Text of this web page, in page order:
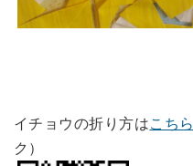
イチョウの折り方はこちら
ク）